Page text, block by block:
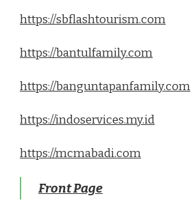
https://sbflashtourism.com
https://bantulfamily.com
https://banguntapanfamily.com
https://indoservices.my.id
https://mcmabadi.com
Front Page